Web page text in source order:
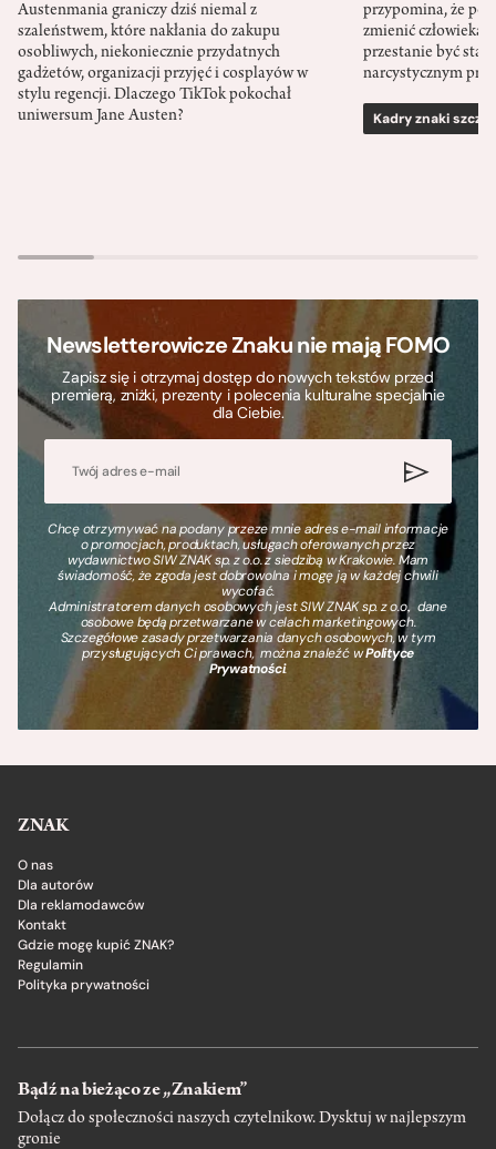
Austenmania graniczy dziś niemal z
szaleństwem, które nakłania do zakupu
osobliwych, niekoniecznie przydatnych
gadżetów, organizacji przyjęć i cosplayów w
stylu regencji. Dlaczego TikTok pokochał
uniwersum Jane Austen?
przypomina, że
zmienić człowieka
przestanie być
narcystycznym
Kadry znaki
Newsletterowicze Znaku nie mają FOMO
Zapisz się i otrzymaj dostęp do nowych tekstów przed
premierą, zniżki, prezenty i polecenia kulturalne specjalnie
dla Ciebie.
Chcę otrzymywać na podany przeze mnie adres e-mail informacje
o promocjach, produktach, usługach oferowanych przez
wydawnictwo SIW ZNAK sp. z o.o. z siedzibą w Krakowie. Mam
świadomość, że zgoda jest dobrowolna i mogę ją w każdej chwili
wycofać.
Administratorem danych osobowych jest SIW ZNAK sp. z o.o., dane
osobowe będą przetwarzane w celach marketingowych.
Szczegółowe zasady przetwarzania danych osobowych, w tym
przysługujących Ci prawach, można znaleźć wPolityce
Prywatności.
ZNAK
O nas
Dla autorów
Dla reklamodawców
Kontakt
Gdzie mogę kupić ZNAK?
Regulamin
Polityka prywatności
Bądź na bieżąco ze „Znakiem”
Dołącz do społeczności naszych czytelnikow. Dysktuj w najlepszym
gronie